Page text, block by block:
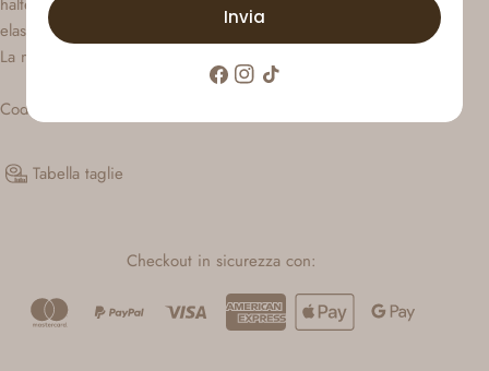
elastica arricciata e balza sul fondo. Schiena scoperta.
La modella è alta 170 cm ed indossa la tg S.
Codice articolo: AN5135
Tabella taglie
Checkout in sicurezza con:
Invia
Facebook
Instagram
Tic